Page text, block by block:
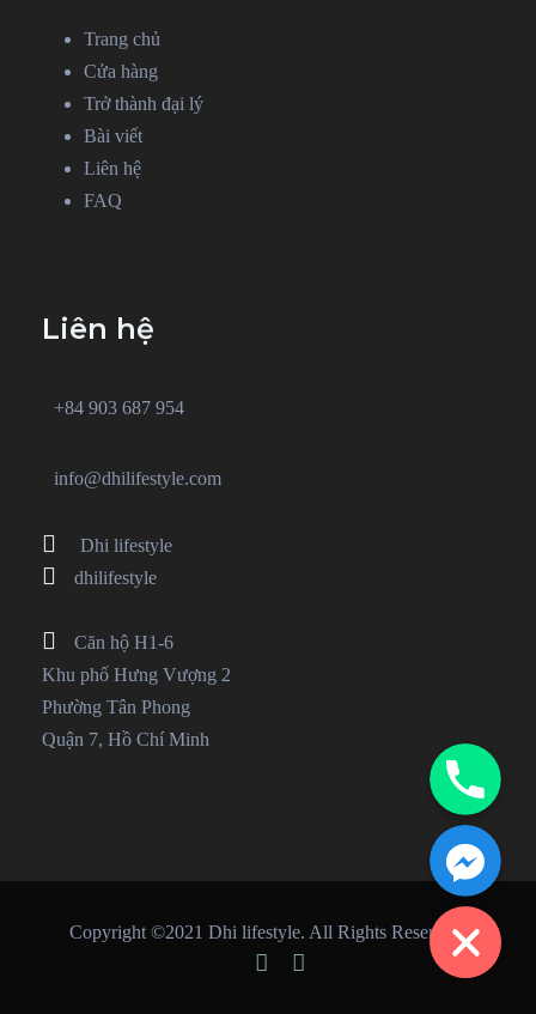
Trang chủ
Cửa hàng
Trở thành đại lý
Bài viết
Liên hệ
FAQ
Liên hệ
+84 903 687 954
info@dhilifestyle.com
Dhi lifestyle
dhilifestyle
Căn hộ H1-6
Khu phố Hưng Vượng 2
Phường Tân Phong
Quận 7, Hồ Chí Minh
Copyright ©2021 Dhi lifestyle. All Rights Reserved.